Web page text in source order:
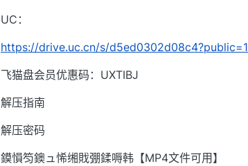
UC：
https://drive.uc.cn/s/d5ed0302d08c4?public=1
飞猫盘会员优惠码：UXTIBJ
解压指南
解压密码
鏌愪笉鐭ュ悕缃戝弸鍒嗕韩【MP4文件可用】